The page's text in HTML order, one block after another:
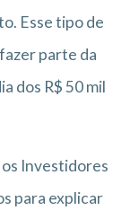
Esse tipo de
parte da
dos R$ 50 mil
Investidores
para explicar